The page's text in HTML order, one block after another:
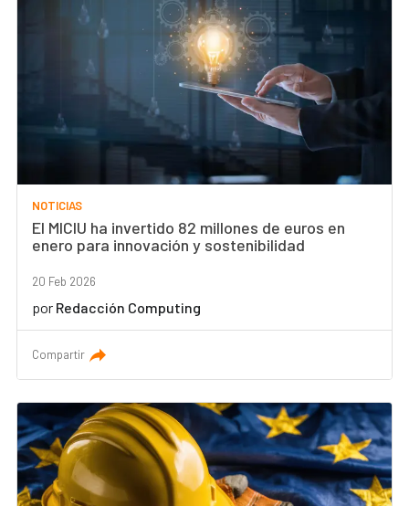
NOTICIAS
El MICIU ha invertido 82 millones de euros en
enero para innovación y sostenibilidad
20 Feb 2026
por Redacción Computing
Compartir